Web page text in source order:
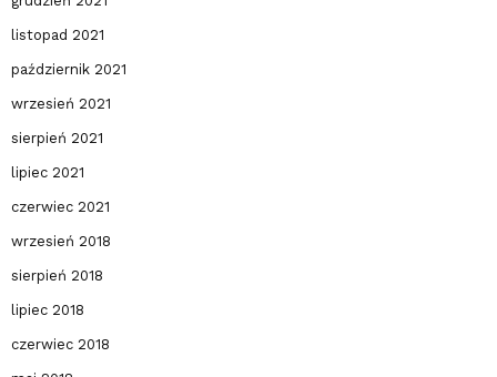
listopad 2021
październik 2021
wrzesień 2021
sierpień 2021
lipiec 2021
czerwiec 2021
wrzesień 2018
sierpień 2018
lipiec 2018
czerwiec 2018